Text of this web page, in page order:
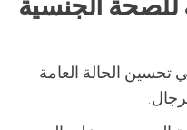
تحسين الحالة العامة